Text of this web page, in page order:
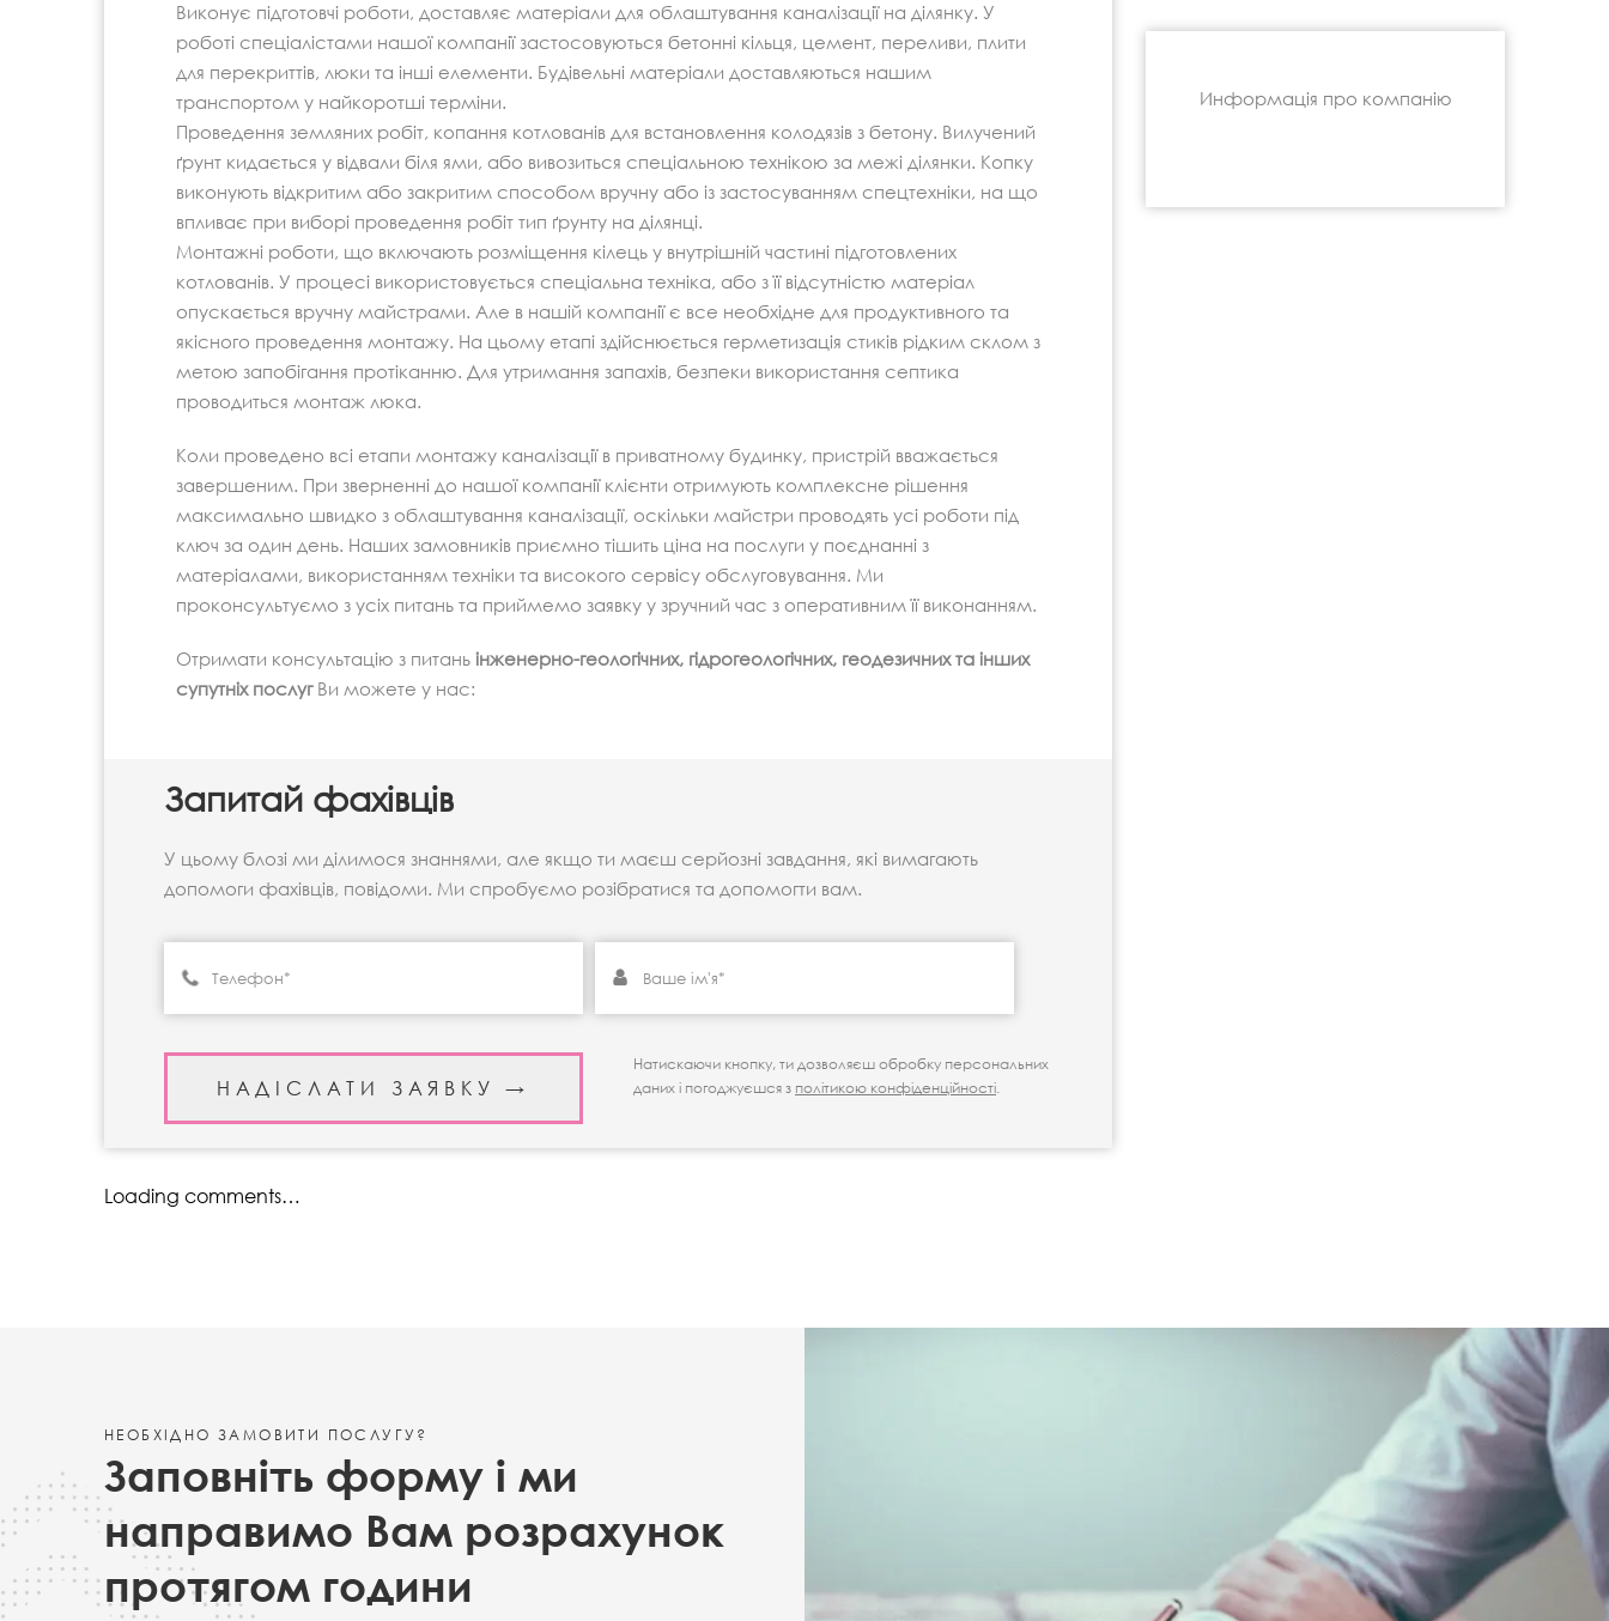
Виконує підготовчі роботи, доставляє матеріали для облаштування каналізації на ділянку. У
роботі спеціалістами нашої компанії застосовуються бетонні кільця, цемент, переливи, плити
для перекриттів, люки та інші елементи. Будівельні матеріали доставляються нашим
транспортом у найкоротші терміни.
Проведення земляних робіт, копання котлованів для встановлення колодязів з бетону. Вилучений
ґрунт кидається у відвали біля ями, або вивозиться спеціальною технікою за межі ділянки. Копку
виконують відкритим або закритим способом вручну або із застосуванням спецтехніки, на що
впливає при виборі проведення робіт тип ґрунту на ділянці.
Монтажні роботи, що включають розміщення кілець у внутрішній частині підготовлених
котлованів. У процесі використовується спеціальна техніка, або з її відсутністю матеріал
опускається вручну майстрами. Але в нашій компанії є все необхідне для продуктивного та
якісного проведення монтажу. На цьому етапі здійснюється герметизація стиків рідким склом з
метою запобігання протіканню. Для утримання запахів, безпеки використання септика
проводиться монтаж люка.
Коли проведено всі етапи монтажу каналізації в приватному будинку, пристрій вважається
завершеним. При зверненні до нашої компанії клієнти отримують комплексне рішення
максимально швидко з облаштування каналізації, оскільки майстри проводять усі роботи під
ключ за один день. Наших замовників приємно тішить ціна на послуги у поєднанні з
матеріалами, використанням техніки та високого сервісу обслуговування. Ми
проконсультуємо з усіх питань та приймемо заявку у зручний час з оперативним її виконанням.
Отримати консультацію з питань інженерно-геологічних, гідрогеологічних, геодезичних та інших
супутніх послугВи можете у нас:
Запитай фахівців
У цьому блозі ми ділимося знаннями, але якщо ти маєш серйозні завдання, які вимагають
допомоги фахівців, повідоми. Ми спробуємо розібратися та допомогти вам.
Натискаючи кнопку, ти дозволяєш обробку персональних
даних і погоджуєшся з політикою конфіденційності.
Loading comments…
Информація про компанію
НЕОБХІДНО ЗАМОВИТИ ПОСЛУГУ?
Заповніть форму і ми
направимо Вам розрахунок
протягом години